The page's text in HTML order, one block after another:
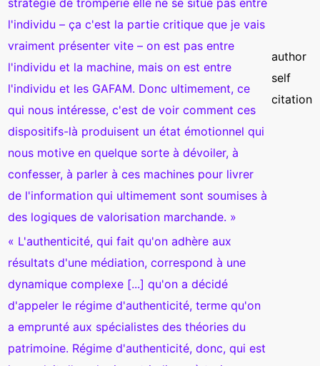
l'individu – ça c'est la partie critique que je vais
vraiment présenter vite – on est pas entre
l'individu et la machine, mais on est entre
l'individu et les GAFAM. Donc ultimement, ce
qui nous intéresse, c'est de voir comment ces
dispositifs-là produisent un état émotionnel qui
nous motive en quelque sorte à dévoiler, à
confesser, à parler à ces machines pour livrer
de l'information qui ultimement sont soumises à
des logiques de valorisation marchande. »
author
self
citation
« L'authenticité, qui fait qu'on adhère aux
résultats d'une médiation, correspond à une
dynamique complexe [...] qu'on a décidé
d'appeler le régime d'authenticité, terme qu'on
a emprunté aux spécialistes des théories du
patrimoine. Régime d'authenticité, donc, qui est